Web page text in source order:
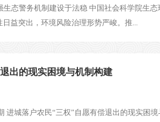
态警务机制建设于法稳 中国社会科学院生
益突出，环境风险治理形势严峻。推...
出的现实困境与机制构建
进城落户农民“三权”自愿有偿退出的现实困